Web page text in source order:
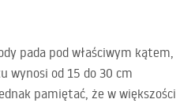
pada pod właściwym kątem,
wynosi od 15 do 30 cm
pamiętać, że w większości